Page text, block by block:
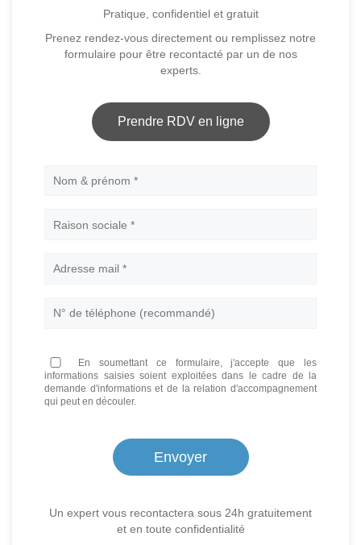
Pratique, confidentiel et gratuit
Prenez rendez-vous directement ou remplissez notre
formulaire pour être recontacté par un de nos
experts.
Prendre RDV en ligne
En soumettant ce formulaire, j'accepte que les
informations saisies soient exploitées dans le cadre de la
demande d'informations et de la relation d'accompagnement
qui peut en découler.
Un expert vous recontactera sous 24h gratuitement
et en toute confidentialité